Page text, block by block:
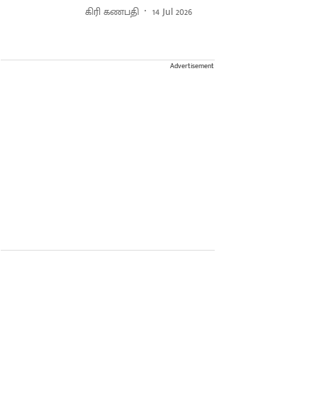
கிரி கணபதி 14 Jul 2026
Advertisement